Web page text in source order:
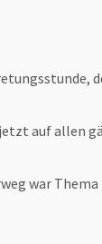
auf allen
war Thema